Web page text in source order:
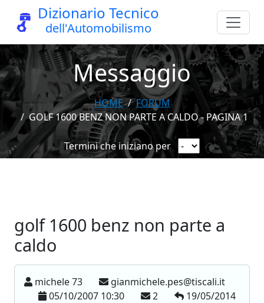
Dizionario Tecnico
dell'Automobilismo
Messaggio
HOME
FORUM
GOLF 1600 BENZ NON PARTE A CALDO - PAGINA 1
Termini che iniziano per
golf 1600 benz non parte a
caldo
michele 73
gianmichele.pes@tiscali.it
05/10/2007 10:30
2
19/05/2014